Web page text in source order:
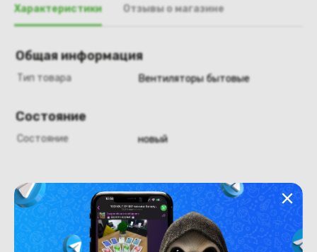
Характеристики Отзывы о магазине
Общая информация
Тип товара Вентиляторы бытовые
Состояние
Состояние новый
Похожие товары